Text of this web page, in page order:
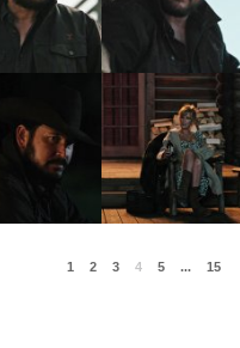
1 2 3 4 5 ... 15